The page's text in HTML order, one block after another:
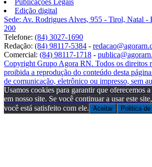
Edição digital
Sede: Av. Rodrigues Alves, 955 - Tirol, Natal -
200
Telefone: (84) 3027-1690
Redação: (84) 98117-5384 -
Comercial: (84) 98117-1718 -
Copyright Grupo Agora RN. Todos os direitos
proibida a reprodução do conteúdo desta
de comunicação, eletrônico ou impresso, sem
Usamos cookies para garantir que oferecemos
em nosso site. Se você continuar a usar este
você está satisfeito com ele. Aceitar Politica